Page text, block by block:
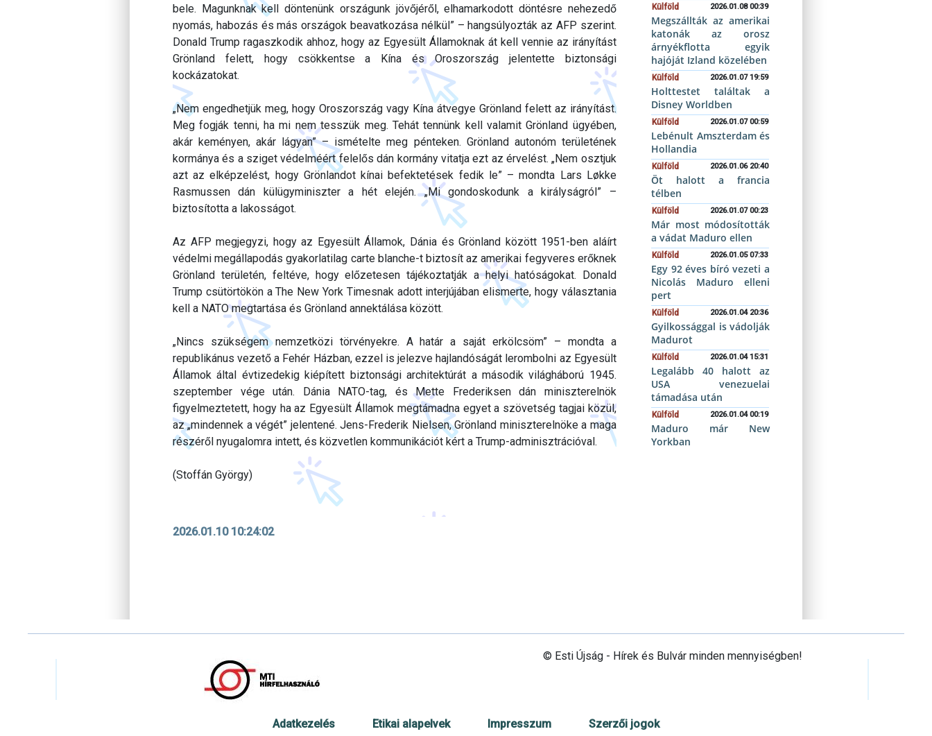
bele. Magunknak kell döntenünk országunk jövőjéről, elhamarkodott döntésre nehezedő
nyomás, habozás és más országok beavatkozása nélkül” – hangsúlyozták az AFP szerint.
Donald Trump ragaszkodik ahhoz, hogy az Egyesült Államoknak át kell vennie az irányítást
Grönland felett, hogy csökkentse a Kína és Oroszország jelentette biztonsági
kockázatokat.
„Nem engedhetjük meg, hogy Oroszország vagy Kína átvegye Grönland felett az irányítást.
Meg fogják tenni, ha mi nem tesszük meg. Tehát tennünk kell valamit Grönland ügyében,
akár keményen, akár lágyan” – ismételte meg pénteken. Grönland autonóm területének
kormánya és a sziget védelméért felelős dán kormány vitatja ezt az érvelést. „Nem osztjuk
azt az elképzelést, hogy Grönlandot kínai befektetések fedik le” – mondta Lars Løkke
Rasmussen dán külügyminiszter a hét elején. „Mi gondoskodunk a királyságról” –
biztosította a lakosságot.
Az AFP megjegyzi, hogy az Egyesült Államok, Dánia és Grönland között 1951-ben aláírt
védelmi megállapodás gyakorlatilag carte blanche-t biztosít az amerikai fegyveres erőknek
Grönland területén, feltéve, hogy előzetesen tájékoztatják a helyi hatóságokat. Donald
Trump csütörtökön a The New York Timesnak adott interjújában elismerte, hogy választania
kell a NATO megtartása és Grönland annektálása között.
„Nincs szükségem nemzetközi törvényekre. A határ a saját erkölcsöm” – mondta a
republikánus vezető a Fehér Házban, ezzel is jelezve hajlandóságát lerombolni az Egyesült
Államok által évtizedekig kiépített biztonsági architektúrát a második világháború 1945.
szeptember vége után. Dánia NATO-tag, és Mette Frederiksen dán miniszterelnök
figyelmeztetett, hogy ha az Egyesült Államok megtámadna egyet a szövetség tagjai közül,
az „mindennek a végét” jelentené. Jens-Frederik Nielsen, Grönland miniszterelnöke a maga
részéről nyugalomra intett, és közvetlen kommunikációt kért a Trump-adminisztrációval.
(Stoffán György)
2026.01.10 10:24:02
Külföld 2026.01.08 00:39
Megszállták az amerikai
katonák az orosz
árnyékflotta egyik
hajóját Izland közelében
Külföld 2026.01.07 19:59
Holttestet találtak a
Disney Worldben
Külföld 2026.01.07 00:59
Lebénult Amszterdam és
Hollandia
Külföld 2026.01.06 20:40
Öt halott a francia
télben
Külföld 2026.01.07 00:23
Már most módosították
a vádat Maduro ellen
Külföld 2026.01.05 07:33
Egy 92 éves bíró vezeti a
Nicolás Maduro elleni
pert
Külföld 2026.01.04 20:36
Gyilkossággal is vádolják
Madurot
Külföld 2026.01.04 15:31
Legalább 40 halott az
USA venezuelai
támadása után
Külföld 2026.01.04 00:19
Maduro már New
Yorkban
© Esti Újság - Hírek és Bulvár minden mennyiségben!
Adatkezelés Etikai alapelvek Impresszum Szerzői jogok